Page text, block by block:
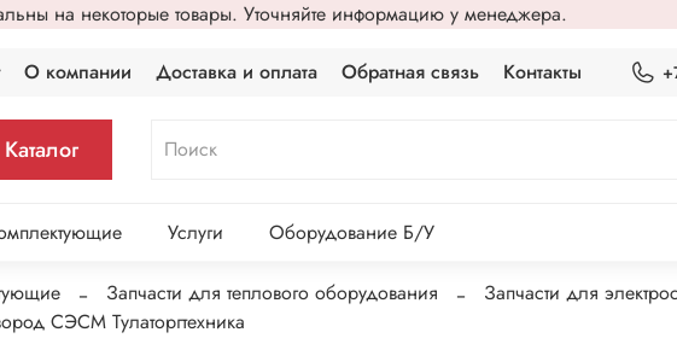
на некоторые товары. Уточняйте информацию у менеджера.
О компании Доставка и оплата Обратная связь Контакты
Каталог
Услуги Оборудование Б/У
Запчасти для теплового оборудования
Запчасти для
СЭCМ Тулаторгтехника